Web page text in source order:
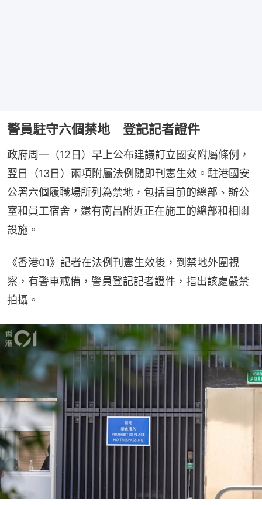
警員駐守六個禁地 登記記者證件
政府周一（12日）早上公布建議訂立國安附屬條例，
翌日（13日）兩項附屬法例隨即刊憲生效。駐港國安
公署六個履職場所列為禁地，包括目前的總部、辦公
室和員工宿舍，還有南昌附近正在施工的總部和相關
設施。
《香港01》記者在法例刊憲生效後，到禁地外圍視
察，有警車戒備，警員登記記者證件，指出該處嚴禁
拍攝。